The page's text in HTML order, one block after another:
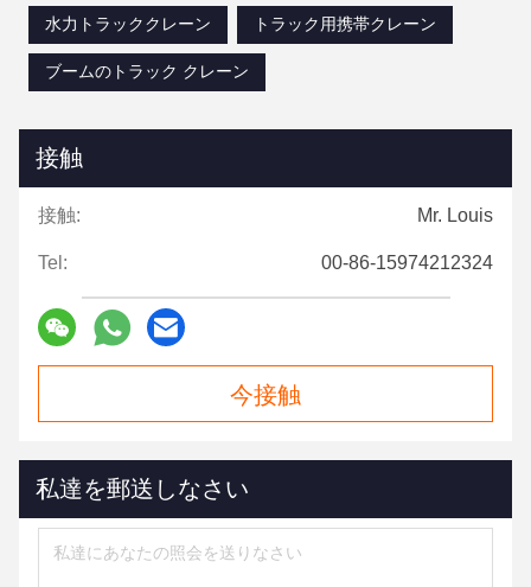
水力トラッククレーン
トラック用携帯クレーン
ブームのトラック クレーン
接触
接触: Mr. Louis
Tel: 00-86-15974212324
今接触
私達を郵送しなさい